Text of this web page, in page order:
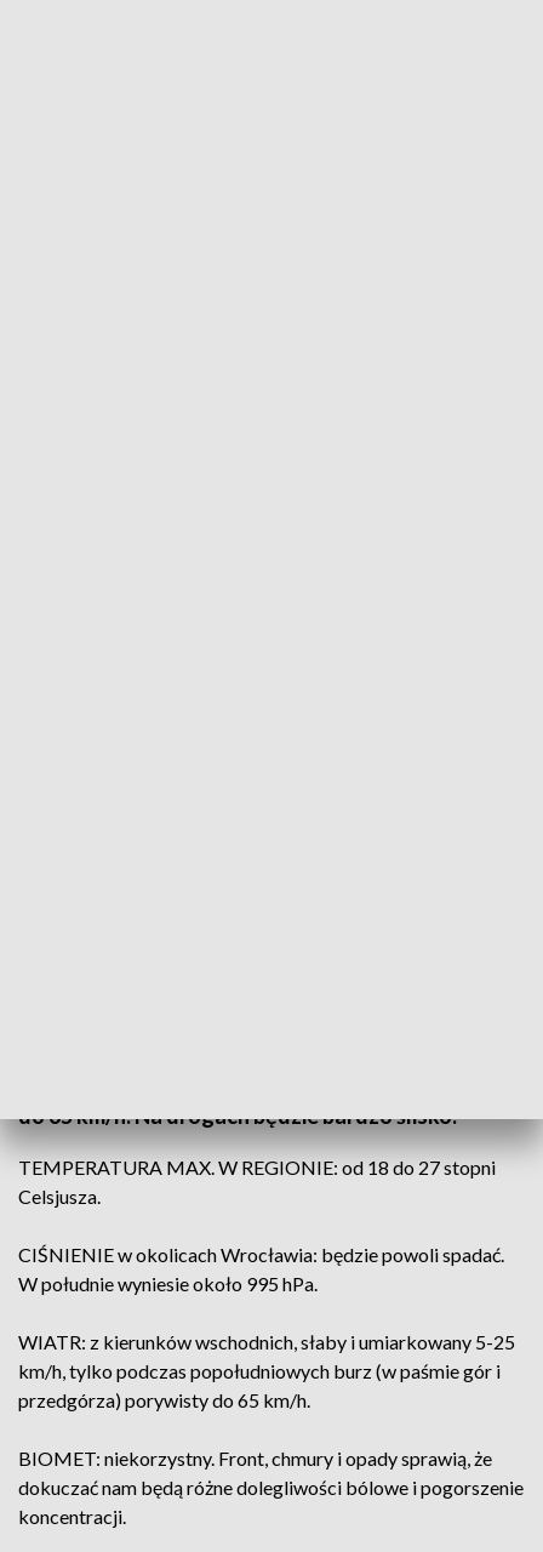
do 65 km/h. Na drogach będzie bardzo ślisko.
TEMPERATURA MAX. W REGIONIE: od 18 do 27 stopni
Celsjusza.
CIŚNIENIE w okolicach Wrocławia: będzie powoli spadać.
W południe wyniesie około 995 hPa.
WIATR: z kierunków wschodnich, słaby i umiarkowany 5-25
km/h, tylko podczas popołudniowych burz (w paśmie gór i
przedgórza) porywisty do 65 km/h.
BIOMET: niekorzystny. Front, chmury i opady sprawią, że
dokuczać nam będą różne dolegliwości bólowe i pogorszenie
koncentracji.